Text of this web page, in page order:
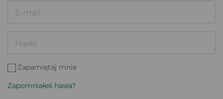
E-mail
Hasło
Zapamiętaj mnie
Zapomniałeś hasła?